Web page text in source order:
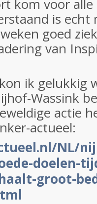
kom voor
is echt
goed
van
ik gelukkig
Wassink
actie
actueel:
NL/
doelen-
groot-